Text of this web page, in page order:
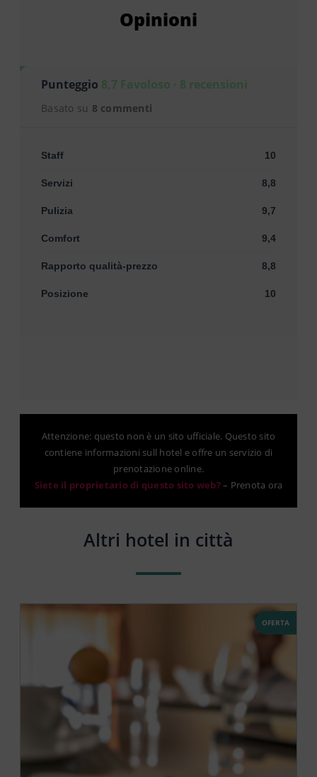
Opinioni
Punteggio 8,7 Favoloso · 8 recensioni
Basato su 8 commenti
Staff 10
Servizi 8,8
Pulizia 9,7
Comfort 9,4
Rapporto qualità-prezzo 8,8
Posizione 10
Attenzione: questo non è un sito ufficiale. Questo sito
contiene informazioni sull hotel e offre un servizio di
prenotazione online.
Siete il proprietario di questo sito web?– Prenota ora
Altri hotel in città
OFERTA